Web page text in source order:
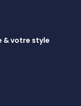
& votre style